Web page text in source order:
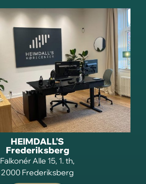
HEIMDALL'S
Frederiksberg
Falkonér Alle 15, 1. th,
2000 Frederiksberg